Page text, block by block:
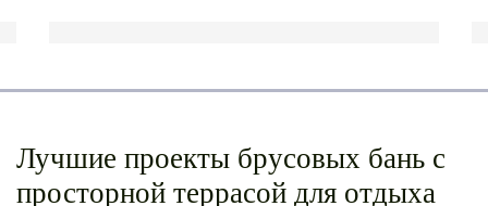
Лучшие проекты брусовых бань с
просторной террасой для отдыха